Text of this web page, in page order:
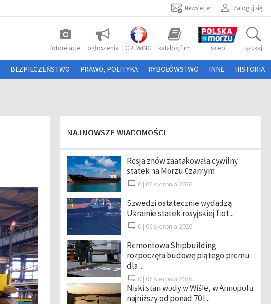
Zaloguj się
Newsletter
photo_camera
fotorelacje ogłoszenia CREWING katalog firm sklep szukaj
BEZPIECZEŃSTWO PRAWO, POLITYKA RYBOŁÓWSTWO INNE HISTORIA
NAJNOWSZE WIADOMOŚCI
Rosja znów zaatakowała cywilny
statek na Morzu Czarnym
0 | 06 sierpnia 2026
Szwedzi ostatecznie wydadzą
Ukrainie statek rosyjskiej flot...
0 | 06 sierpnia 2026
Remontowa Shipbuilding
rozpoczęła budowę piątego promu
dla ...
0 | 06 sierpnia 2026
Niski stan wody w Wiśle, w Annopolu
najniższy od ponad 70 l...